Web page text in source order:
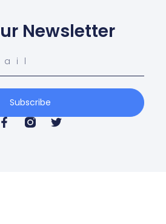
Newsletter
Subscribe